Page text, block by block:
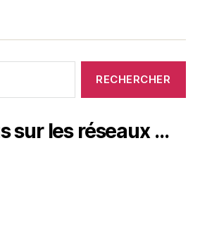
sur les réseaux …